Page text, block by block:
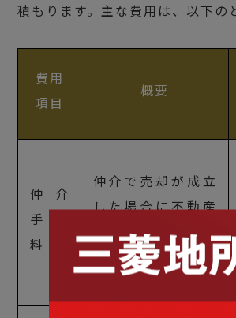
積もります。主な費用は、以下の
費用
項目
概要
仲介
手数
料
仲介で売却が成立
した場合に不動産
会社に支払う手数
料